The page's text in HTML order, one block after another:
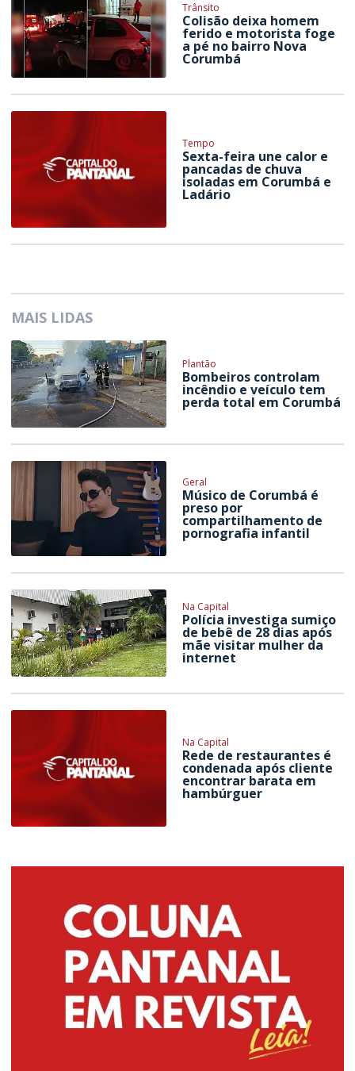
Trânsito
Colisão deixa homem
ferido e motorista foge
a pé no bairro Nova
Corumbá
Tempo
Sexta-feira une calor e
pancadas de chuva
isoladas em Corumbá e
Ladário
MAIS LIDAS
Plantão
Bombeiros controlam
incêndio e veículo tem
perda total em Corumbá
Geral
Músico de Corumbá é
preso por
compartilhamento de
pornografia infantil
Na Capital
Polícia investiga sumiço
de bebê de 28 dias após
mãe visitar mulher da
internet
Na Capital
Rede de restaurantes é
condenada após cliente
encontrar barata em
hambúrguer